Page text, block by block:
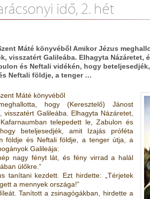
idő, 2. hét
Máté könyvéből Amikor Jézus
visszatért Galileába. Elhagyta Názáretet,
és Neftali vidékén, hogy
Neftali földje, a tenger …
Máté könyvéből
hogy (Keresztelő) Jánost
visszatért Galileába. Elhagyta Názáretet,
telepedett le, Zabulon és
beteljesedjék, amit Izajás próféta
földje és Neftali földje, a tenger útja, a
Galileája:
nagy fényt lát, és fény virrad a halál
ülőkre.”
tanítani kezdett. Ezt hirdette: „Térjetek
a mennyek országa!”
Tanított a zsinagógákban, hirdette a